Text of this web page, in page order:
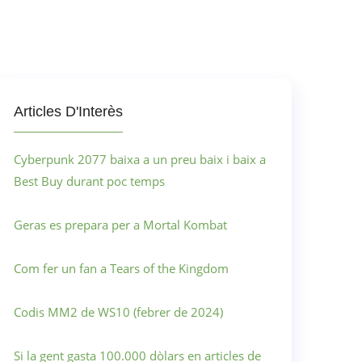
Articles D'Interès
Cyberpunk 2077 baixa a un preu baix i baix a
Best Buy durant poc temps
Geras es prepara per a Mortal Kombat
Com fer un fan a Tears of the Kingdom
Codis MM2 de WS10 (febrer de 2024)
Si la gent gasta 100.000 dòlars en articles de